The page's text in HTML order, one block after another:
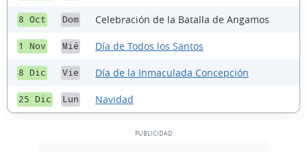
8 Oct Dom Celebración de la Batalla de Angamos
1 Nov Mié Día de Todos los Santos
8 Dic Vie Día de la Inmaculada Concepción
25 Dic Lun Navidad